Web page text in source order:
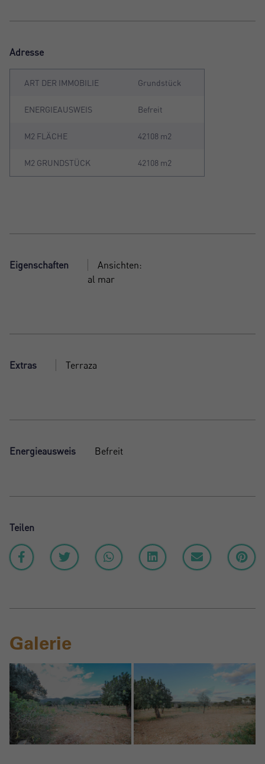
Adresse
ART DER IMMOBILIE Grundstück
ENERGIEAUSWEIS Befreit
M2 FLÄCHE 42108 m2
M2 GRUNDSTÜCK 42108 m2
Eigenschaften
Ansichten:
al mar
Extras Terraza
Energieausweis Befreit
Teilen
Galerie